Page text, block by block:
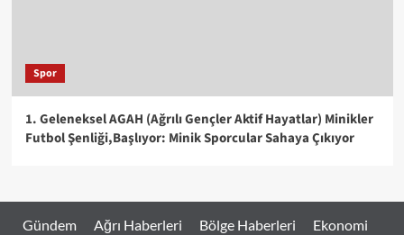
Spor
1. Geleneksel AGAH (Ağrılı Gençler Aktif Hayatlar) Minikler
Futbol Şenliği,Başlıyor: Minik Sporcular Sahaya Çıkıyor
Gündem Ağrı Haberleri Bölge Haberleri
Ekonomi